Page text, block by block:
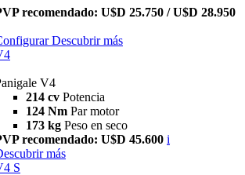
recomendado: U$D 25.750 / U$D 28.950
Descubrir más
V4
214 cv Potencia
124 Nm Par motor
173 kg Peso en seco
recomendado: U$D 45.600 i
más
S